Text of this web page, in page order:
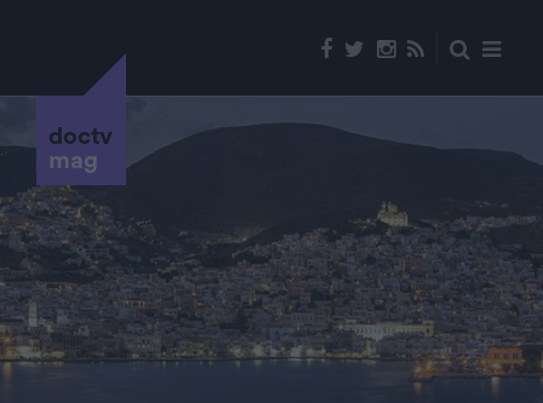
doctv
mag